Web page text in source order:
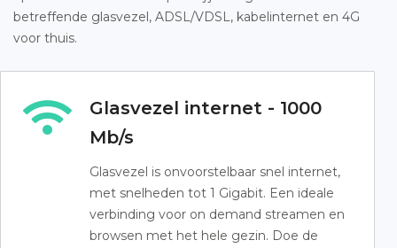
betreffende glasvezel, ADSL/VDSL, kabelinternet en 4G
voor thuis.
Glasvezel internet - 1000
Mb/s
Glasvezel is onvoorstelbaar snel internet,
met snelheden tot 1 Gigabit. Een ideale
verbinding voor on demand streamen en
browsen met het hele gezin. Doe de